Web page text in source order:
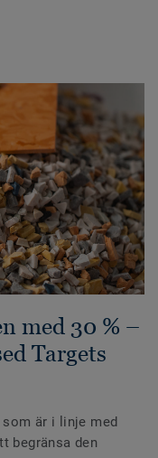
med 30 % –
Targets
är i linje med
begränsa den